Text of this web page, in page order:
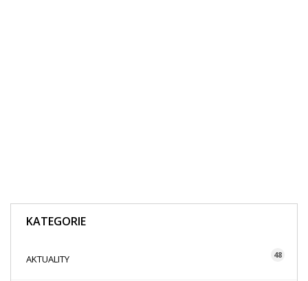
KATEGORIE
AKTUALITY 48